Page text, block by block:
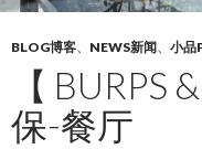
BLOG博客、 NEWS新闻、 小品
【 BURPS
保-餐厅